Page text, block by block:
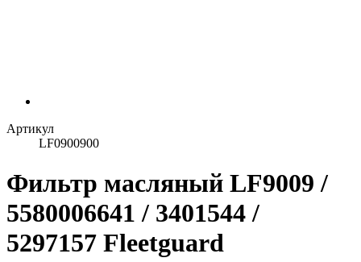
Артикул
LF0900900
Фильтр масляный LF9009 /
5580006641 / 3401544 /
5297157 Fleetguard